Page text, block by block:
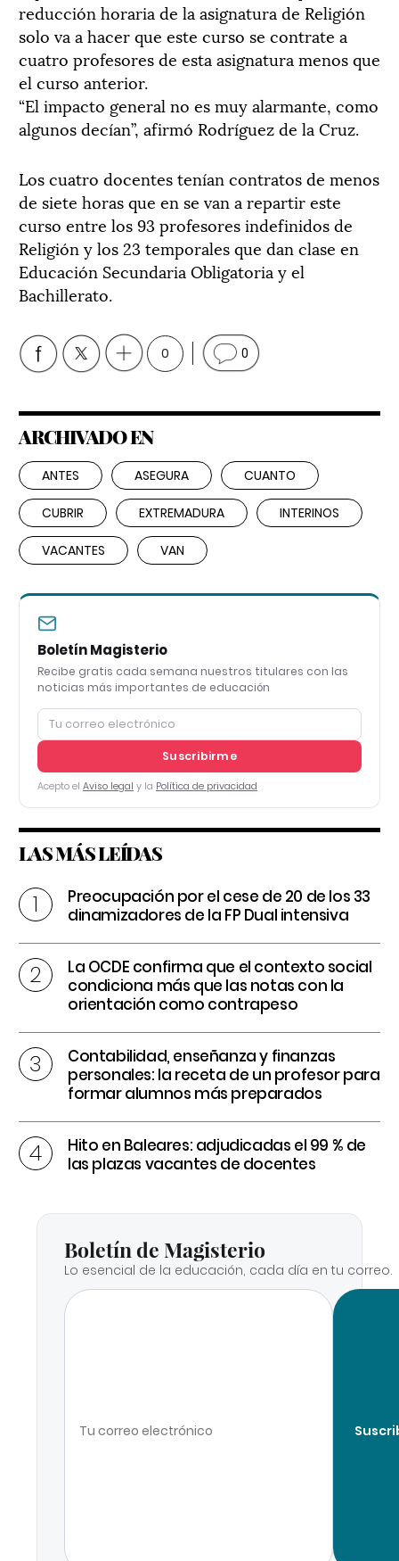
reducción horaria de la asignatura de Religión
solo va a hacer que este curso se contrate a
cuatro profesores de esta asignatura menos que
el curso anterior.
“El impacto general no es muy alarmante, como
algunos decían”, afirmó Rodríguez de la Cruz.
Los cuatro docentes tenían contratos de menos
de siete horas que en se van a repartir este
curso entre los 93 profesores indefinidos de
Religión y los 23 temporales que dan clase en
Educación Secundaria Obligatoria y el
Bachillerato.
0 0
ARCHIVADO EN
ANTES ASEGURA CUANTO
CUBRIR EXTREMADURA INTERINOS
VACANTES VAN
Boletín Magisterio
Recibe gratis cada semana nuestros titulares con las
noticias más importantes de educación
Suscribirme
Acepto el Aviso legal y la Política de privacidad
LAS MÁS LEÍDAS
Preocupación por el cese de 20 de los 33
dinamizadores de la FP Dual intensiva
La OCDE confirma que el contexto social
condiciona más que las notas con la
orientación como contrapeso
Contabilidad, enseñanza y finanzas
personales: la receta de un profesor para
formar alumnos más preparados
Hito en Baleares: adjudicadas el 99 % de
las plazas vacantes de docentes
Boletín de Magisterio
Lo esencial de la educación, cada día en tu correo.